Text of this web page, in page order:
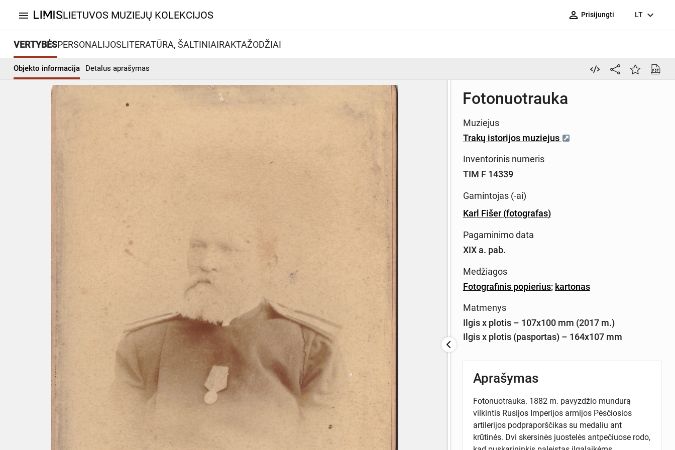
menu LIETUVOS MUZIEJŲ KOLEKCIJOS person_outline Prisijungti LT expand_more
VERTYBĖSPERSONALIJOSLITERATŪRA, ŠALTINIAIRAKTAŽODŽIAI
Objekto informacija Detalus aprašymas
Fotonuotrauka
Muziejus
Trakų istorijos muziejus
Inventorinis numeris
TIM F 14339
Gamintojas (-ai)
Karl Fišer (fotografas)
Pagaminimo data
XIX a. pab.
Medžiagos
Fotografinis popierius; kartonas
Matmenys
Ilgis x plotis – 107х100 mm (2017 m.)
Ilgis x plotis (pasportas) – 164х107 mm
Aprašymas
Fotonuotrauka. 1882 m. pavyzdžio mundurą
vilkintis Rusijos Imperijos armijos Pėsčiosios
artilerijos podpraporščikas su medaliu ant
krūtinės. Dvi skersinės juostelės antpečiuose rodo,